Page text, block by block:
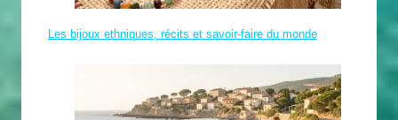
Les bijoux ethniques, récits et savoir-faire du monde